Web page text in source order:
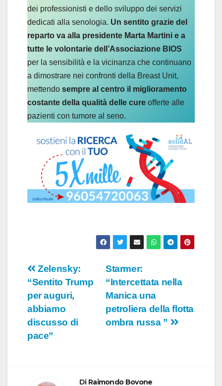
dei professionisti e dello sviluppo dei servizi
dedicati alla senologia. Un sentito grazie del
reparto va alla presidente Marta Martini e a
tutte le volontarie dell’Associazione BIOS
per la sensibilità e la vicinanza che continuano
a dimostrare nei confronti della Breast Unit,
mettendo sempre al centro il miglioramento
costante della qualità delle cure offerte alle
pazienti con tumore al seno.
Navigazione
articoli
Starmer:
“Intercettata nella
Manica una
petroliera della flotta
ombra russa ”
Zelensky:
“Sentito Trump
per auguri,
abbiamo
discusso di
pace”
Di Raimondo Bovone